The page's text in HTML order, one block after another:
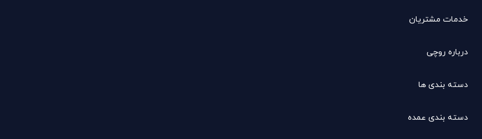
خدمات مشتریان
درباره روچی
دسته بندی ها
دسته بندی عمده